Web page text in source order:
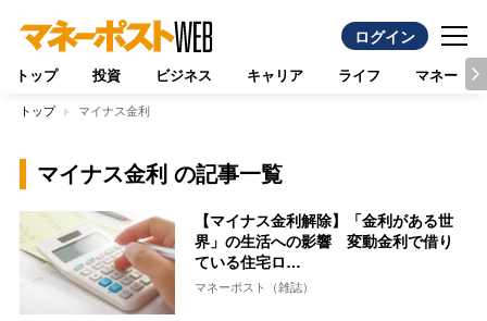
ログイン
トップ 投資 ビジネス キャリア ライフ マネー
トップ マイナス金利
マイナス金利 の記事一覧
【マイナス金利解除】「金利がある世
界」の生活への影響 変動金利で借り
ている住宅ロ…
マネーポスト（雑誌）